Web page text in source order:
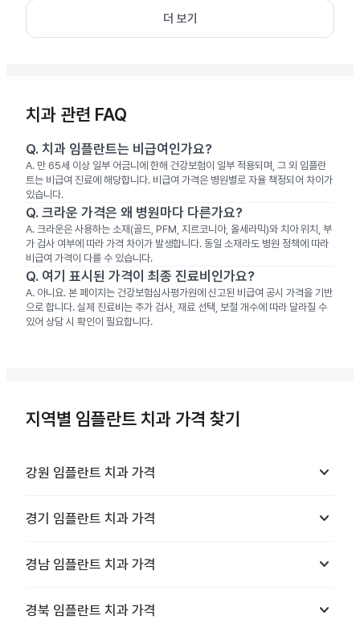
더 보기
치과 관련 FAQ
Q. 치과 임플란트는 비급여인가요?
A. 만 65세 이상 일부 어금니에 한해 건강보험이 일부 적용되며, 그 외 임플란
트는 비급여 진료에 해당합니다. 비급여 가격은 병원별로 자율 책정되어 차이가
있습니다.
Q. 크라운 가격은 왜 병원마다 다른가요?
A. 크라운은 사용하는 소재(골드, PFM, 지르코니아, 올세라믹)와 치아 위치, 부
가 검사 여부에 따라 가격 차이가 발생합니다. 동일 소재라도 병원 정책에 따라
비급여 가격이 다를 수 있습니다.
Q. 여기 표시된 가격이 최종 진료비인가요?
A. 아니요. 본 페이지는 건강보험심사평가원에 신고된 비급여 공시 가격을 기반
으로 합니다. 실제 진료비는 추가 검사, 재료 선택, 보철 개수에 따라 달라질 수
있어 상담 시 확인이 필요합니다.
지역별 임플란트 치과 가격 찾기
강원 임플란트 치과 가격 keyboard_arrow_down
경기 임플란트 치과 가격 keyboard_arrow_down
경남 임플란트 치과 가격 keyboard_arrow_down
경북 임플란트 치과 가격 keyboard_arrow_down